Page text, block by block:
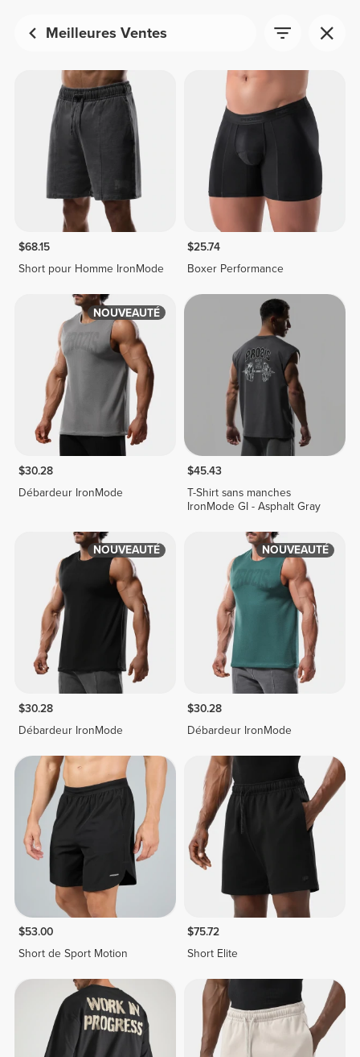
Meilleures Ventes
$68.15
Short pour Homme IronMode
$25.74
Boxer Performance
NOUVEAUTÉ
$30.28
Débardeur IronMode
$45.43
T-Shirt sans manches
IronMode GI - Asphalt Gray
NOUVEAUTÉ
$30.28
Débardeur IronMode
NOUVEAUTÉ
$30.28
Débardeur IronMode
$53.00
Short de Sport Motion
$75.72
Short Elite